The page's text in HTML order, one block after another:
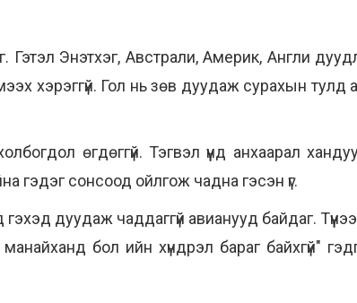
Гэтэл Энэтхэг, Австрали, Америк, Англи
хэрэггүй. Гол нь зөв дуудаж сурахын тулд
өгдөггүй. Тэгвэл үүнд анхаарал
гэдэг сонсоод ойлгож чадна гэсэн үг.
дуудаж чаддаггүй авианууд байдаг.
бол ийн хүндрэл бараг байхгүй"